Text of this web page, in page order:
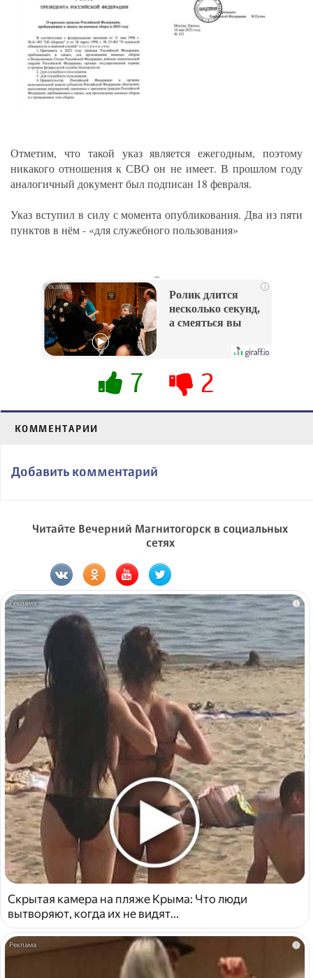
Отметим, что такой указ является ежегодным, поэтому
никакого отношения к СВО он не имеет. В прошлом году
аналогичный документ был подписан 18 февраля.
Указ вступил в силу с момента опубликования. Два из пяти
пунктов в нём - «для служебного пользования»
i
Ролик длится
несколько секунд,
а смеяться вы
7 2
КОММЕНТАРИИ
Добавить комментарий
Читайте Вечерний Магнитогорск в социальных
сетях
i
Скрытая камера на пляже Крыма: Что люди
вытворяют, когда их не видят...
i